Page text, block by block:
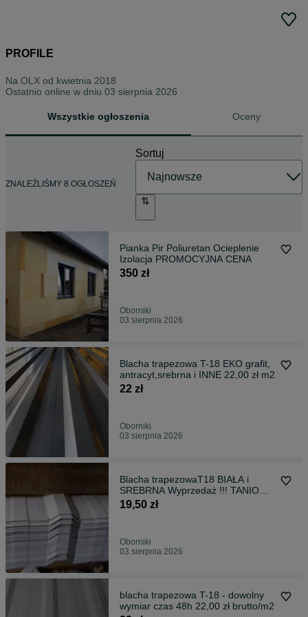
PROFILE
Na OLX od kwietnia 2018
Ostatnio online w dniu 03 sierpnia 2026
Wszystkie ogłoszenia Oceny
ZNALEŹLIŚMY 8 OGŁOSZEŃ
Sortuj
Pianka Pir Poliuretan Ocieplenie
Izolacja PROMOCYJNA CENA
350 zł
Oborniki
03 sierpnia 2026
Blacha trapezowa T-18 EKO grafit,
antracyt,srebrna i INNE 22,00 zł m2
22 zł
Oborniki
03 sierpnia 2026
Blacha trapezowaT18 BIAŁA i
SREBRNA Wyprzedaż !!! TANIO
19,50 m2 brutto
19,50 zł
Oborniki
03 sierpnia 2026
blacha trapezowa T-18 - dowolny
wymiar czas 48h 22,00 zł brutto/m2